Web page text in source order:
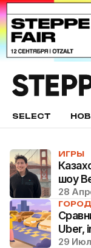
SELECT
ИГРЫ
шоу
28
ГОРОД
Uber,
29